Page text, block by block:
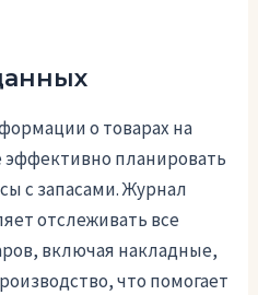
о товарах на
эффективно планировать
с запасами. Журнал
отслеживать все
включая накладные,
что помогает